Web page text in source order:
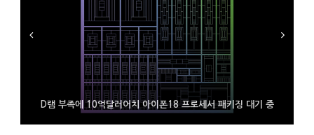
시력 조정 기능 얹고 가격 낮춘 공간 디스플레이 안경 ‘비추어 프로
2’ 공개
D램 부족에 10억달러어치 아이폰18 프로세서 패키징 대기 중
300~400달러 반지형 스피커 준비하는 오픈AI